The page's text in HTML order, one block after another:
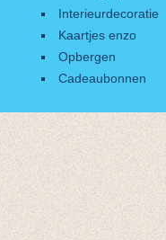
Interieurdecoratie
Kaartjes enzo
Opbergen
Cadeaubonnen